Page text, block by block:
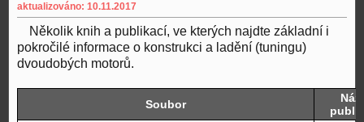
aktualizováno: 10.11.2017
Několik knih a publikací, ve kterých najdte základní i
pokročilé informace o konstrukci a ladění (tuningu)
dvoudobých motorů.
Soubor